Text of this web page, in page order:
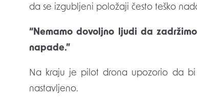
da se izgubljeni položaji često teško
“Nemamo dovoljno ljudi da
napade.”
Na kraju je pilot drona upozorio da
nastavljeno.